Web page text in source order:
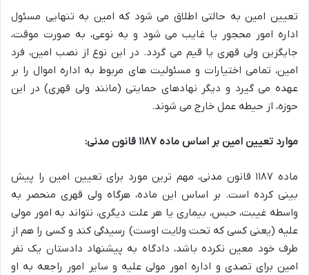
تعیین امین به حالتی اطلاق می شود که امین به تنهایی مسئول
اداره امور محجور یا غایب می شود و به نوعی، به صورت موقت،
جایگزین ولی قهری یا قیم می گردد. در این نوع از نصب امین، فرد
امین، تمامی اختیارات و مسئولیت های مربوط به اداره اموال را بر
عهده می گیرد و دیگر نهادهای حمایتی (مانند ولی قهری) در این
حوزه، از حیطه عمل خارج می شوند.
موارد تعیین امین بر اساس ماده ۱۱۸۷ قانون مدنی:
ماده ۱۱۸۷ قانون مدنی، مهم ترین مورد برای تعیین امین را پیش
بینی کرده است. بر اساس این ماده، هرگاه ولی قهری منحصر به
واسطه غیبت، حبس، بیماری یا هر علت دیگری، نتواند به امور مولی
علیه (یعنی کسی که تحت ولایت اوست) رسیدگی کند و کسی را هم از
طرف خود معین نکرده باشد، دادگاه به پیشنهاد دادستان یک نفر
امین برای تصدی و اداره امور مولی علیه و سایر امور راجعه به او